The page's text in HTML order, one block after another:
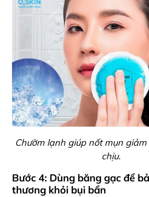
Chườm lạnh giúp nốt mụn
chịu.
Bước 4: Dùng băng gạc để
thương khỏi bụi bẩn